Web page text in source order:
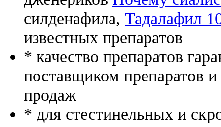
силденафила, Тадалафил
известных препаратов
* качество препаратов
поставщиком препаратов
продаж
* для стестинельных и